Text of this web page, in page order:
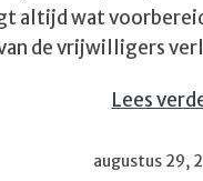
altijd wat
de vrijwilligers
Lees
Gepubliceerd
augustus 29,